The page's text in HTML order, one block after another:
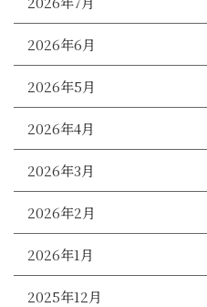
2026年6月
2026年5月
2026年4月
2026年3月
2026年2月
2026年1月
2025年12月